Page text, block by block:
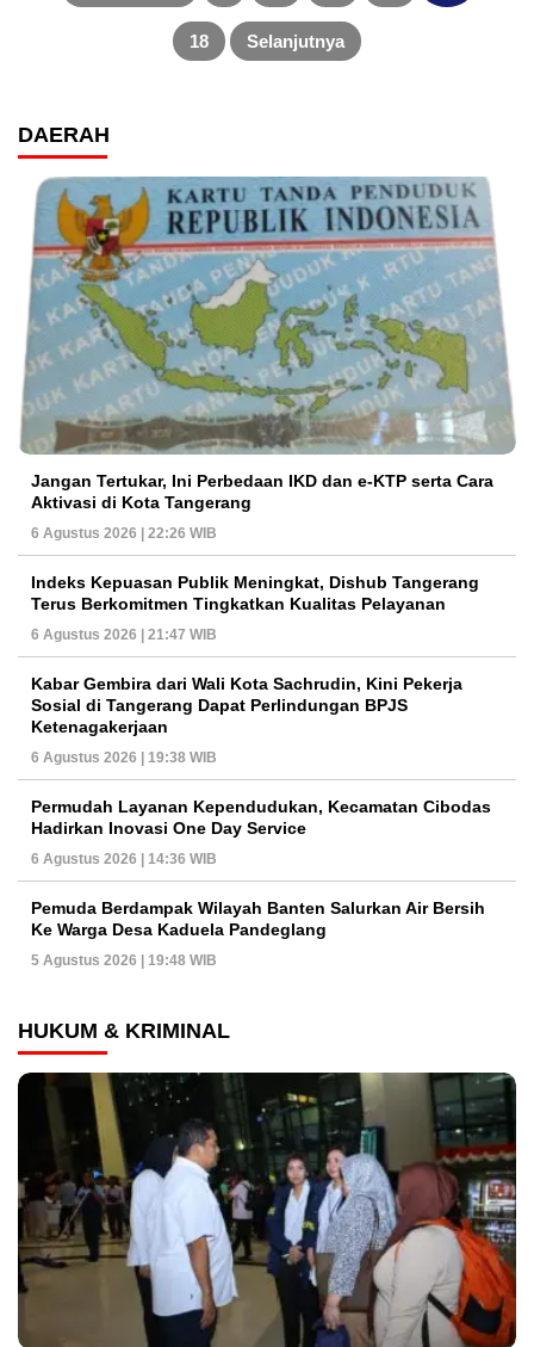
18 Selanjutnya
DAERAH
Jangan Tertukar, Ini Perbedaan IKD dan e-KTP serta Cara
Aktivasi di Kota Tangerang
6 Agustus 2026 | 22:26 WIB
Indeks Kepuasan Publik Meningkat, Dishub Tangerang
Terus Berkomitmen Tingkatkan Kualitas Pelayanan
6 Agustus 2026 | 21:47 WIB
Kabar Gembira dari Wali Kota Sachrudin, Kini Pekerja
Sosial di Tangerang Dapat Perlindungan BPJS
Ketenagakerjaan
6 Agustus 2026 | 19:38 WIB
Permudah Layanan Kependudukan, Kecamatan Cibodas
Hadirkan Inovasi One Day Service
6 Agustus 2026 | 14:36 WIB
Pemuda Berdampak Wilayah Banten Salurkan Air Bersih
Ke Warga Desa Kaduela Pandeglang
5 Agustus 2026 | 19:48 WIB
HUKUM & KRIMINAL